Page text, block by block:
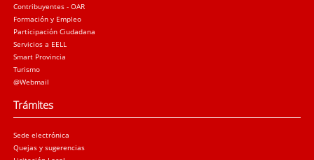
Contribuyentes - OAR
Formación y Empleo
Participación Ciudadana
Servicios a EELL
Smart Provincia
Turismo
@Webmail
Trámites
Sede electrónica
Quejas y sugerencias